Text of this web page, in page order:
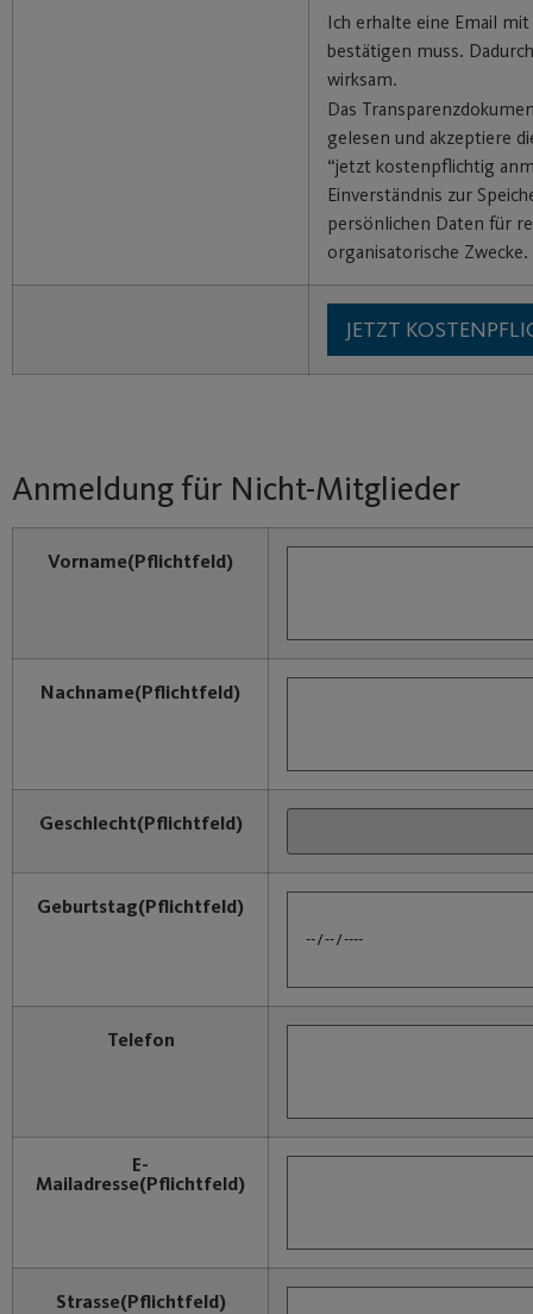
Ich erhalte eine Email
bestätigen muss.
wirksam.
Das
gelesen und akzeptiere
“jetzt kostenpflichtig
Einverständnis zur
persönlichen Daten für
organisatorische Zwecke.
Anmeldung für Nicht-Mitglieder
Vorname(Pflichtfeld)
Nachname(Pflichtfeld)
Geschlecht(Pflichtfeld)
Geburtstag(Pflichtfeld)
Telefon
E-
Mailadresse(Pflichtfeld)
Strasse(Pflichtfeld)